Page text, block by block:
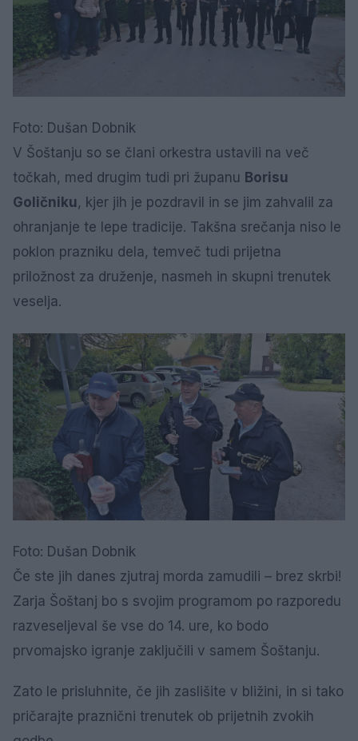
Foto: Dušan Dobnik
V Šoštanju so se člani orkestra ustavili na več
točkah, med drugim tudi pri županu Borisu
Goličniku, kjer jih je pozdravil in se jim zahvalil za
ohranjanje te lepe tradicije. Takšna srečanja niso le
poklon prazniku dela, temveč tudi prijetna
priložnost za druženje, nasmeh in skupni trenutek
veselja.
Foto: Dušan Dobnik
Če ste jih danes zjutraj morda zamudili – brez skrbi!
Zarja Šoštanj bo s svojim programom po razporedu
razveseljeval še vse do 14. ure, ko bodo
prvomajsko igranje zaključili v samem Šoštanju.
Zato le prisluhnite, če jih zaslišite v bližini, in si tako
pričarajte praznični trenutek ob prijetnih zvokih